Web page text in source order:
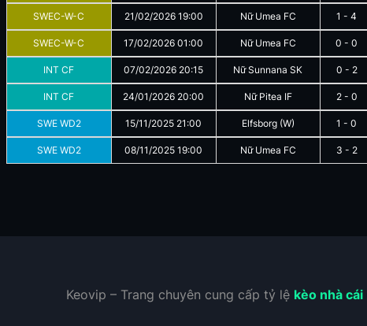
SWEC-W-C 21/02/2026 19:00 Nữ Umea FC 1 -4
SWEC-W-C 17/02/2026 01:00 Nữ Umea FC 0 -0
INT CF 07/02/2026 20:15 Nữ Sunnana SK 0 - 2
INT CF 24/01/2026 20:00 Nữ Pitea IF 2- 0
SWE WD2 15/11/2025 21:00 Elfsborg (W) 1 -0
SWE WD2 08/11/2025 19:00 Nữ Umea FC 3 - 2
Keovip – Trang chuyên cung cấp tỷ lệ kèo nhà cái